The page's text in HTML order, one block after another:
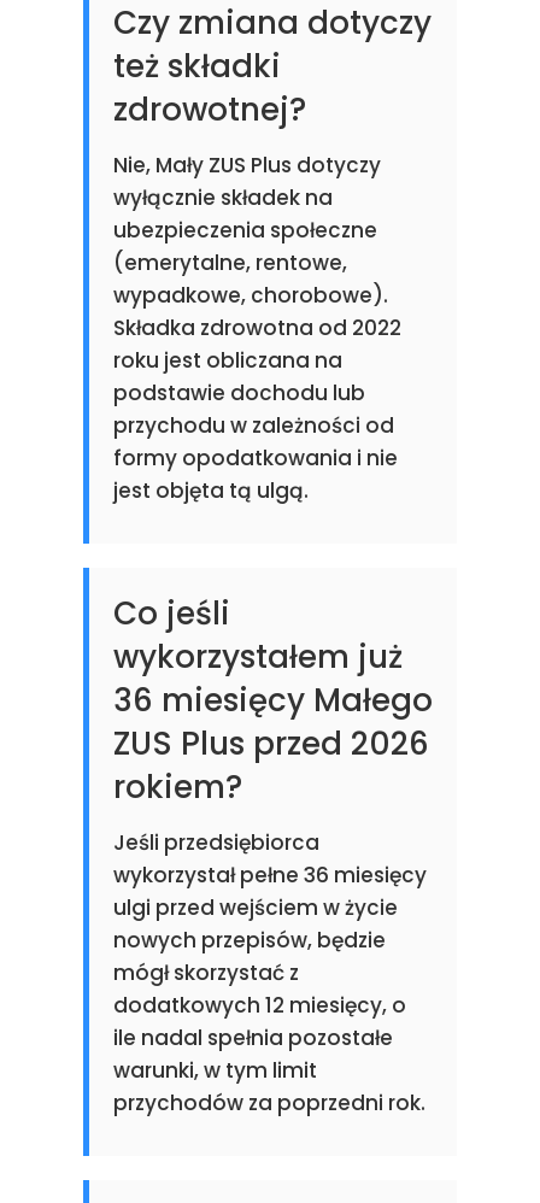
Czy zmiana dotyczy
też składki
zdrowotnej?
Nie, Mały ZUS Plus dotyczy
wyłącznie składek na
ubezpieczenia społeczne
(emerytalne, rentowe,
wypadkowe, chorobowe).
Składka zdrowotna od 2022
roku jest obliczana na
podstawie dochodu lub
przychodu w zależności od
formy opodatkowania i nie
jest objęta tą ulgą.
Co jeśli
wykorzystałem już
36 miesięcy Małego
ZUS Plus przed 2026
rokiem?
Jeśli przedsiębiorca
wykorzystał pełne 36 miesięcy
ulgi przed wejściem w życie
nowych przepisów, będzie
mógł skorzystać z
dodatkowych 12 miesięcy, o
ile nadal spełnia pozostałe
warunki, w tym limit
przychodów za poprzedni rok.